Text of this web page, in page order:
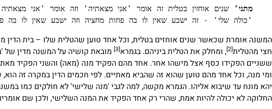
מתני'
'כולה שלי' - זה ישבע שאין לו בה פחות מחציה וזה ישבע שאין לו בה
המשנה אומרת שכאשר שנים אוחזים בטלית, וכל אחד טוען שהטלית שלו – בית
חצי מהטלית[2] , ומחלק את הטלית ביניהם. בגמרא[3]
מובאת קושיה על המשנה מדין
ששניים הפקידו כסף אצל מישהו אחר. אחד מהם הפקיד מנה (מאה) והשני הפקיד
ומי מנה, וכל אחד מהם טוען שהוא זה שהביא מאתיים. לפי חכמים הדין במקרה זה
יהא מונח עד שיבוא אליהו. הגמרא מקשה, למה לגבי 'מנה שלישי' לא חולקים כמו
החלוקה לא יכולה להיות אמת, שהרי רק אחד הפקיד את המנה השלישי, ולכן שם